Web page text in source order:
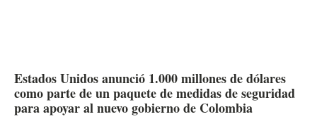
Estados Unidos anunció 1.000 millones de dólares
como parte de un paquete de medidas de seguridad
para apoyar al nuevo gobierno de Colombia